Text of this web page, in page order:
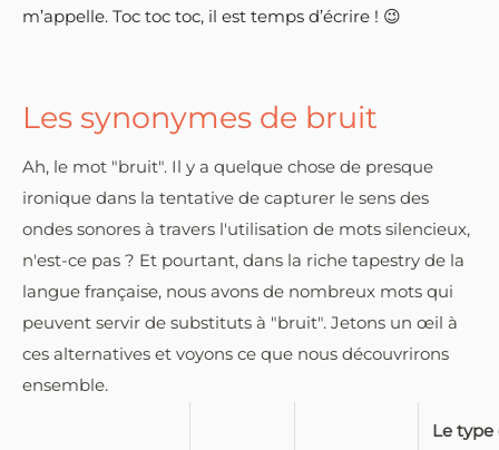
m’appelle. Toc toc toc, il est temps d’écrire ! 😉
Les synonymes de bruit
Ah, le mot "bruit". Il y a quelque chose de presque
ironique dans la tentative de capturer le sens des
ondes sonores à travers l'utilisation de mots silencieux,
n'est-ce pas ? Et pourtant, dans la riche tapestry de la
langue française, nous avons de nombreux mots qui
peuvent servir de substituts à "bruit". Jetons un œil à
ces alternatives et voyons ce que nous découvrirons
ensemble.
Le type